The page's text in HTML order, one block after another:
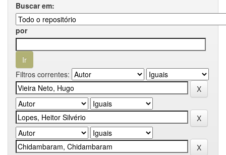
Buscar em:
por
Filtros correntes: